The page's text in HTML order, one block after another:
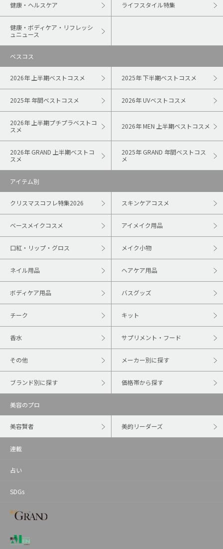
健康・ヘルスケア ライフスタイル特集
健康・ボディケア・リフレッシ
ュニュース
ベスコス
2026年 上半期ベストコスメ 2025年 下半期ベストコスメ
2025年 年間ベストコスメ 2026年 UVベストコスメ
2026年 上半期プチプラベストコ
スメ
2026年 MEN 上半期ベストコスメ
2026年 GRAND 上半期ベストコ
スメ
2025年 GRAND 年間ベストコス
メ
アイテム別
クリスマスコフレ特集2026 スキンケアコスメ
ベースメイクコスメ アイメイク用品
口紅・リップ・グロス メイク小物
ネイル用品 ヘアケア用品
ボディケア用品 バスグッズ
チーク キット
香水 サプリメント・フード
その他 メーカー別に探す
ブランド別に探す 価格帯から探す
美容のプロ
美容賢者 美的リーダーズ
連載
占い
SDGs